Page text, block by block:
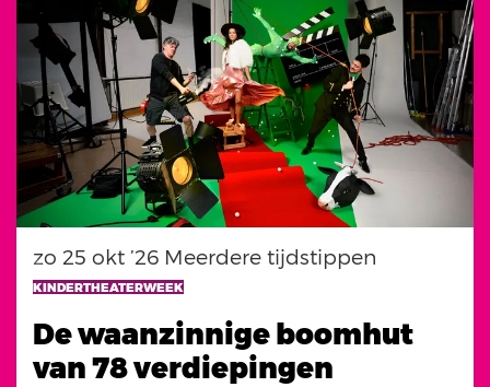
De waanzinnige boomhut
van 78 verdiepingen
KINDERTHEATERWEEK
zo 25 okt ’26 Meerdere tijdstippen